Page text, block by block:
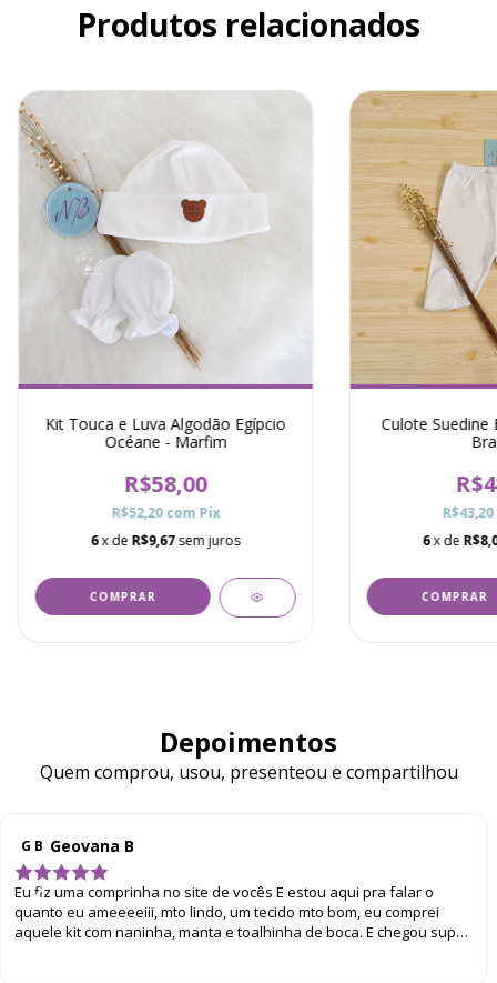
Produtos relacionados
Kit Touca e Luva Algodão Egípcio
Océane - Marfim
R$58,00
R$52,20com Pix
6x de R$9,67sem juros
Culote
R$43,20
6x de
COMPRAR
Depoimentos
Quem comprou, usou, presenteou e compartilhou
G B Geovana B
Eu fiz uma comprinha no site de vocês E estou aqui pra falar o
quanto eu ameeeeiii, mto lindo, um tecido mto bom, eu comprei
aquele kit com naninha, manta e toalhinha de boca. E chegou super